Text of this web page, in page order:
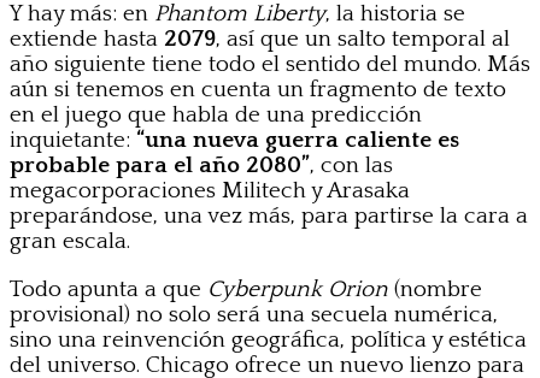
Y hay más: en Phantom Liberty, la historia se
extiende hasta 2079, así que un salto temporal al
año siguiente tiene todo el sentido del mundo. Más
aún si tenemos en cuenta un fragmento de texto
en el juego que habla de una predicción
inquietante: “una nueva guerra caliente es
probable para el año 2080”, con las
megacorporaciones Militech y Arasaka
preparándose, una vez más, para partirse la cara a
gran escala.
Todo apunta a que Cyberpunk Orion (nombre
provisional) no solo será una secuela numérica,
sino una reinvención geográfica, política y estética
del universo. Chicago ofrece un nuevo lienzo para